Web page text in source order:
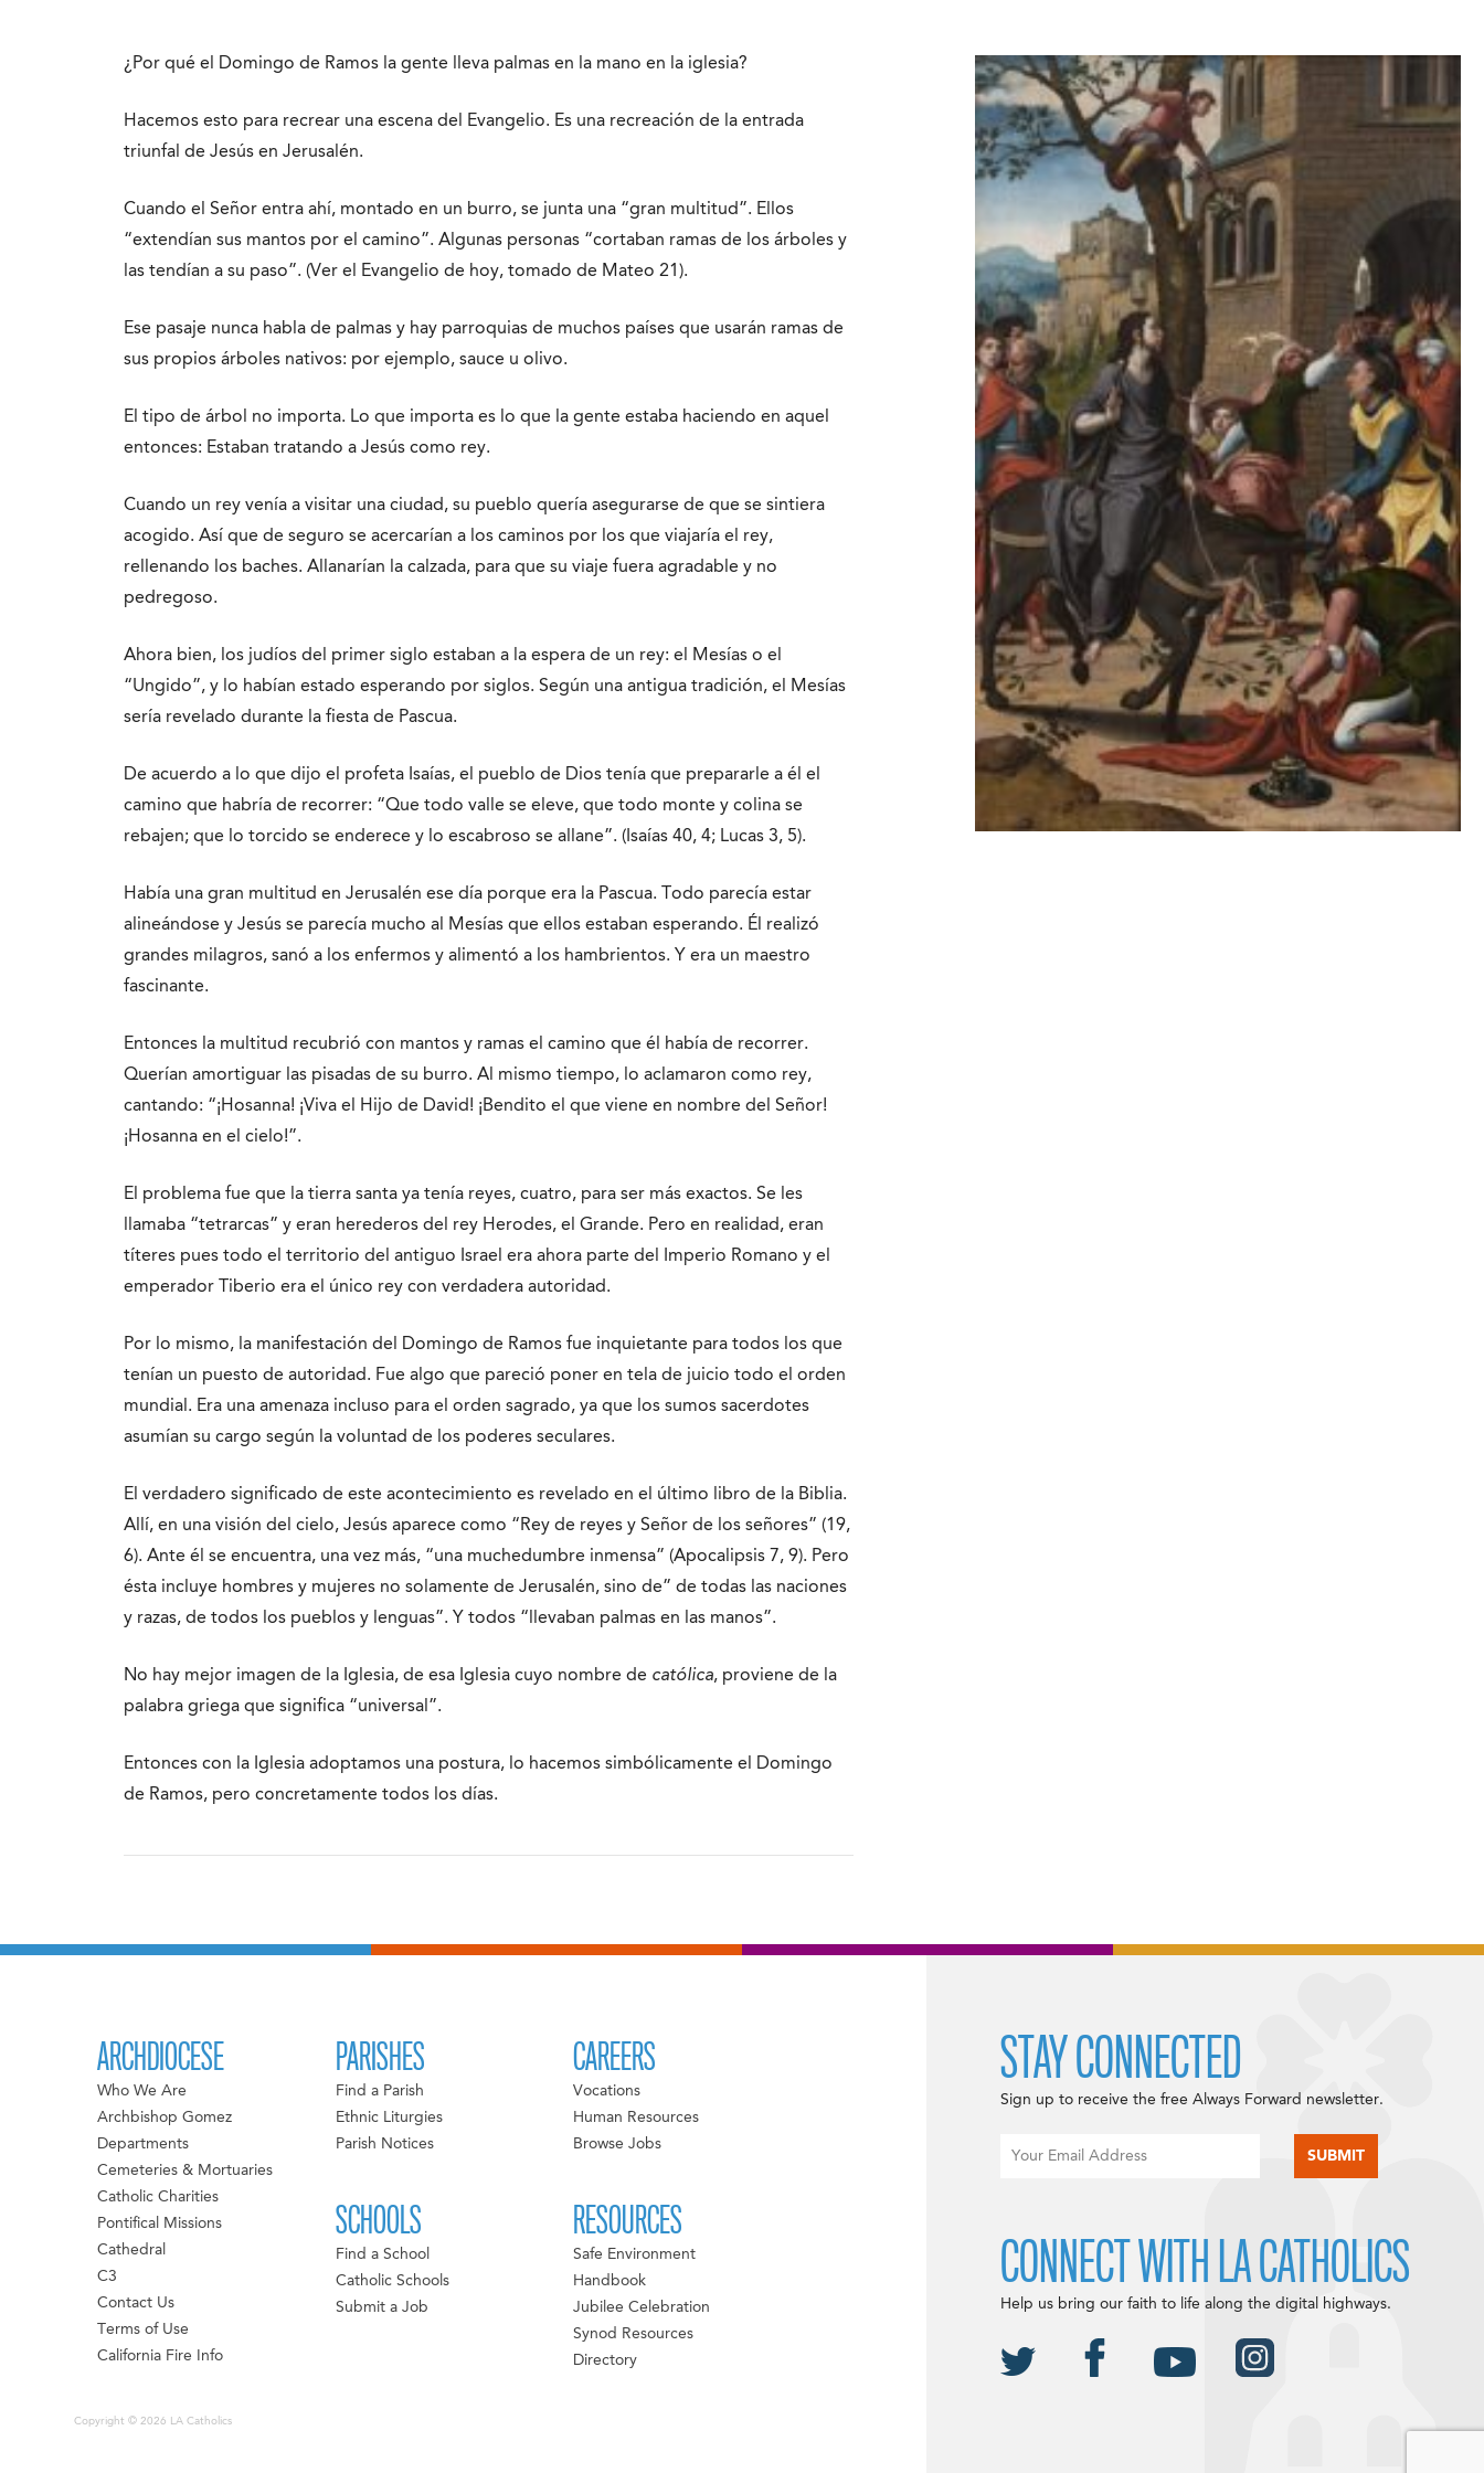
¿Por qué el Domingo de Ramos la gente lleva palmas en la mano en la iglesia?
Hacemos esto para recrear una escena del Evangelio. Es una recreación de la entrada
triunfal de Jesús en Jerusalén.
Cuando el Señor entra ahí, montado en un burro, se junta una “gran multitud”. Ellos
“extendían sus mantos por el camino”. Algunas personas “cortaban ramas de los árboles y
las tendían a su paso”. (Ver el Evangelio de hoy, tomado de Mateo 21).
Ese pasaje nunca habla de palmas y hay parroquias de muchos países que usarán ramas de
sus propios árboles nativos: por ejemplo, sauce u olivo.
El tipo de árbol no importa. Lo que importa es lo que la gente estaba haciendo en aquel
entonces: Estaban tratando a Jesús como rey.
Cuando un rey venía a visitar una ciudad, su pueblo quería asegurarse de que se sintiera
acogido. Así que de seguro se acercarían a los caminos por los que viajaría el rey,
rellenando los baches. Allanarían la calzada, para que su viaje fuera agradable y no
pedregoso.
Ahora bien, los judíos del primer siglo estaban a la espera de un rey: el Mesías o el
“Ungido”, y lo habían estado esperando por siglos. Según una antigua tradición, el Mesías
sería revelado durante la fiesta de Pascua.
De acuerdo a lo que dijo el profeta Isaías, el pueblo de Dios tenía que prepararle a él el
camino que habría de recorrer: “Que todo valle se eleve, que todo monte y colina se
rebajen; que lo torcido se enderece y lo escabroso se allane”. (Isaías 40, 4; Lucas 3, 5).
Había una gran multitud en Jerusalén ese día porque era la Pascua. Todo parecía estar
alineándose y Jesús se parecía mucho al Mesías que ellos estaban esperando. Él realizó
grandes milagros, sanó a los enfermos y alimentó a los hambrientos. Y era un maestro
fascinante.
Entonces la multitud recubrió con mantos y ramas el camino que él había de recorrer.
Querían amortiguar las pisadas de su burro. Al mismo tiempo, lo aclamaron como rey,
cantando: “¡Hosanna! ¡Viva el Hijo de David! ¡Bendito el que viene en nombre del Señor!
¡Hosanna en el cielo!”.
El problema fue que la tierra santa ya tenía reyes, cuatro, para ser más exactos. Se les
llamaba “tetrarcas” y eran herederos del rey Herodes, el Grande. Pero en realidad, eran
títeres pues todo el territorio del antiguo Israel era ahora parte del Imperio Romano y el
emperador Tiberio era el único rey con verdadera autoridad.
Por lo mismo, la manifestación del Domingo de Ramos fue inquietante para todos los que
tenían un puesto de autoridad. Fue algo que pareció poner en tela de juicio todo el orden
mundial. Era una amenaza incluso para el orden sagrado, ya que los sumos sacerdotes
asumían su cargo según la voluntad de los poderes seculares.
El verdadero significado de este acontecimiento es revelado en el último libro de la Biblia.
Allí, en una visión del cielo, Jesús aparece como “Rey de reyes y Señor de los señores” (19,
6). Ante él se encuentra, una vez más, “una muchedumbre inmensa” (Apocalipsis 7, 9). Pero
ésta incluye hombres y mujeres no solamente de Jerusalén, sino de” de todas las naciones
y razas, de todos los pueblos y lenguas”. Y todos “llevaban palmas en las manos”.
No hay mejor imagen de la Iglesia, de esa Iglesia cuyo nombre de católica, proviene de la
palabra griega que significa “universal”.
Entonces con la Iglesia adoptamos una postura, lo hacemos simbólicamente el Domingo
de Ramos, pero concretamente todos los días.
ARCHDIOCESE
Who We Are
Archbishop Gomez
Departments
Cemeteries & Mortuaries
Catholic Charities
Pontifical Missions
Cathedral
C3
Contact Us
Terms of Use
California Fire Info
PARISHES
Find a Parish
Ethnic Liturgies
Parish Notices
SCHOOLS
Find a School
Catholic Schools
Submit a Job
CAREERS
Vocations
Human Resources
Browse Jobs
RESOURCES
Safe Environment
Handbook
Jubilee Celebration
Synod Resources
Directory
Copyright © 2026 LA Catholics
STAY CONNECTED
Sign up to receive the free Always Forward newsletter.
CONNECT WITH LA CATHOLICS
Help us bring our faith to life along the digital highways.